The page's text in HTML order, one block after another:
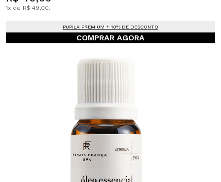
1x de R$ 49,00.
PUPILA PREMIUM + 10% DE DESCONTO
COMPRAR AGORA